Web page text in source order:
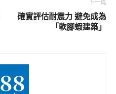
下一篇
確實評估耐震力 避免成為
「軟腳蝦建築」